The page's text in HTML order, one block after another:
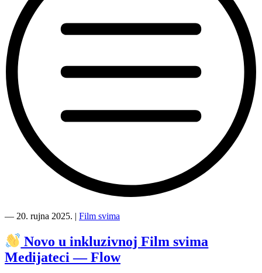
u
inkluzivnoj
Film
― 20. rujna 2025. | Film svima
Novo u inkluzivnoj Film svima
Medijateci — Flow